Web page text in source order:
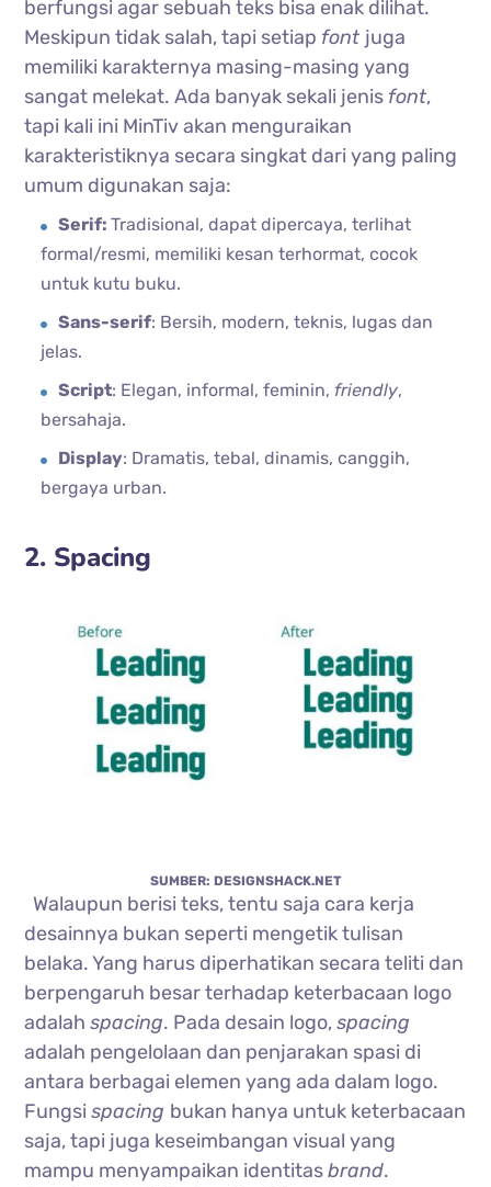
berfungsi agar sebuah teks bisa enak dilihat.
Meskipun tidak salah, tapi setiap font juga
memiliki karakternya masing-masing yang
sangat melekat. Ada banyak sekali jenis font,
tapi kali ini MinTiv akan menguraikan
karakteristiknya secara singkat dari yang paling
umum digunakan saja:
Serif:Tradisional, dapat dipercaya, terlihat
formal/resmi, memiliki kesan terhormat, cocok
untuk kutu buku.
Sans-serif: Bersih, modern, teknis, lugas dan
jelas.
Script: Elegan, informal, feminin, friendly,
bersahaja.
Display: Dramatis, tebal, dinamis, canggih,
bergaya urban.
2. Spacing
SUMBER: DESIGNSHACK.NET
Walaupun berisi teks, tentu saja cara kerja
desainnya bukan seperti mengetik tulisan
belaka. Yang harus diperhatikan secara teliti dan
berpengaruh besar terhadap keterbacaan logo
adalahspacing. Pada desain logo,spacing
adalah pengelolaan dan penjarakan spasi di
antara berbagai elemen yang ada dalam logo.
Fungsispacing bukan hanya untuk keterbacaan
saja, tapi juga keseimbangan visual yang
mampu menyampaikan identitasbrand.